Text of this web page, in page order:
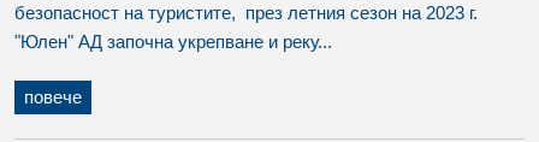
безопасност на туристите, през летния сезон на 2023 г.
"Юлен" АД започна укрепване и реку...
повече